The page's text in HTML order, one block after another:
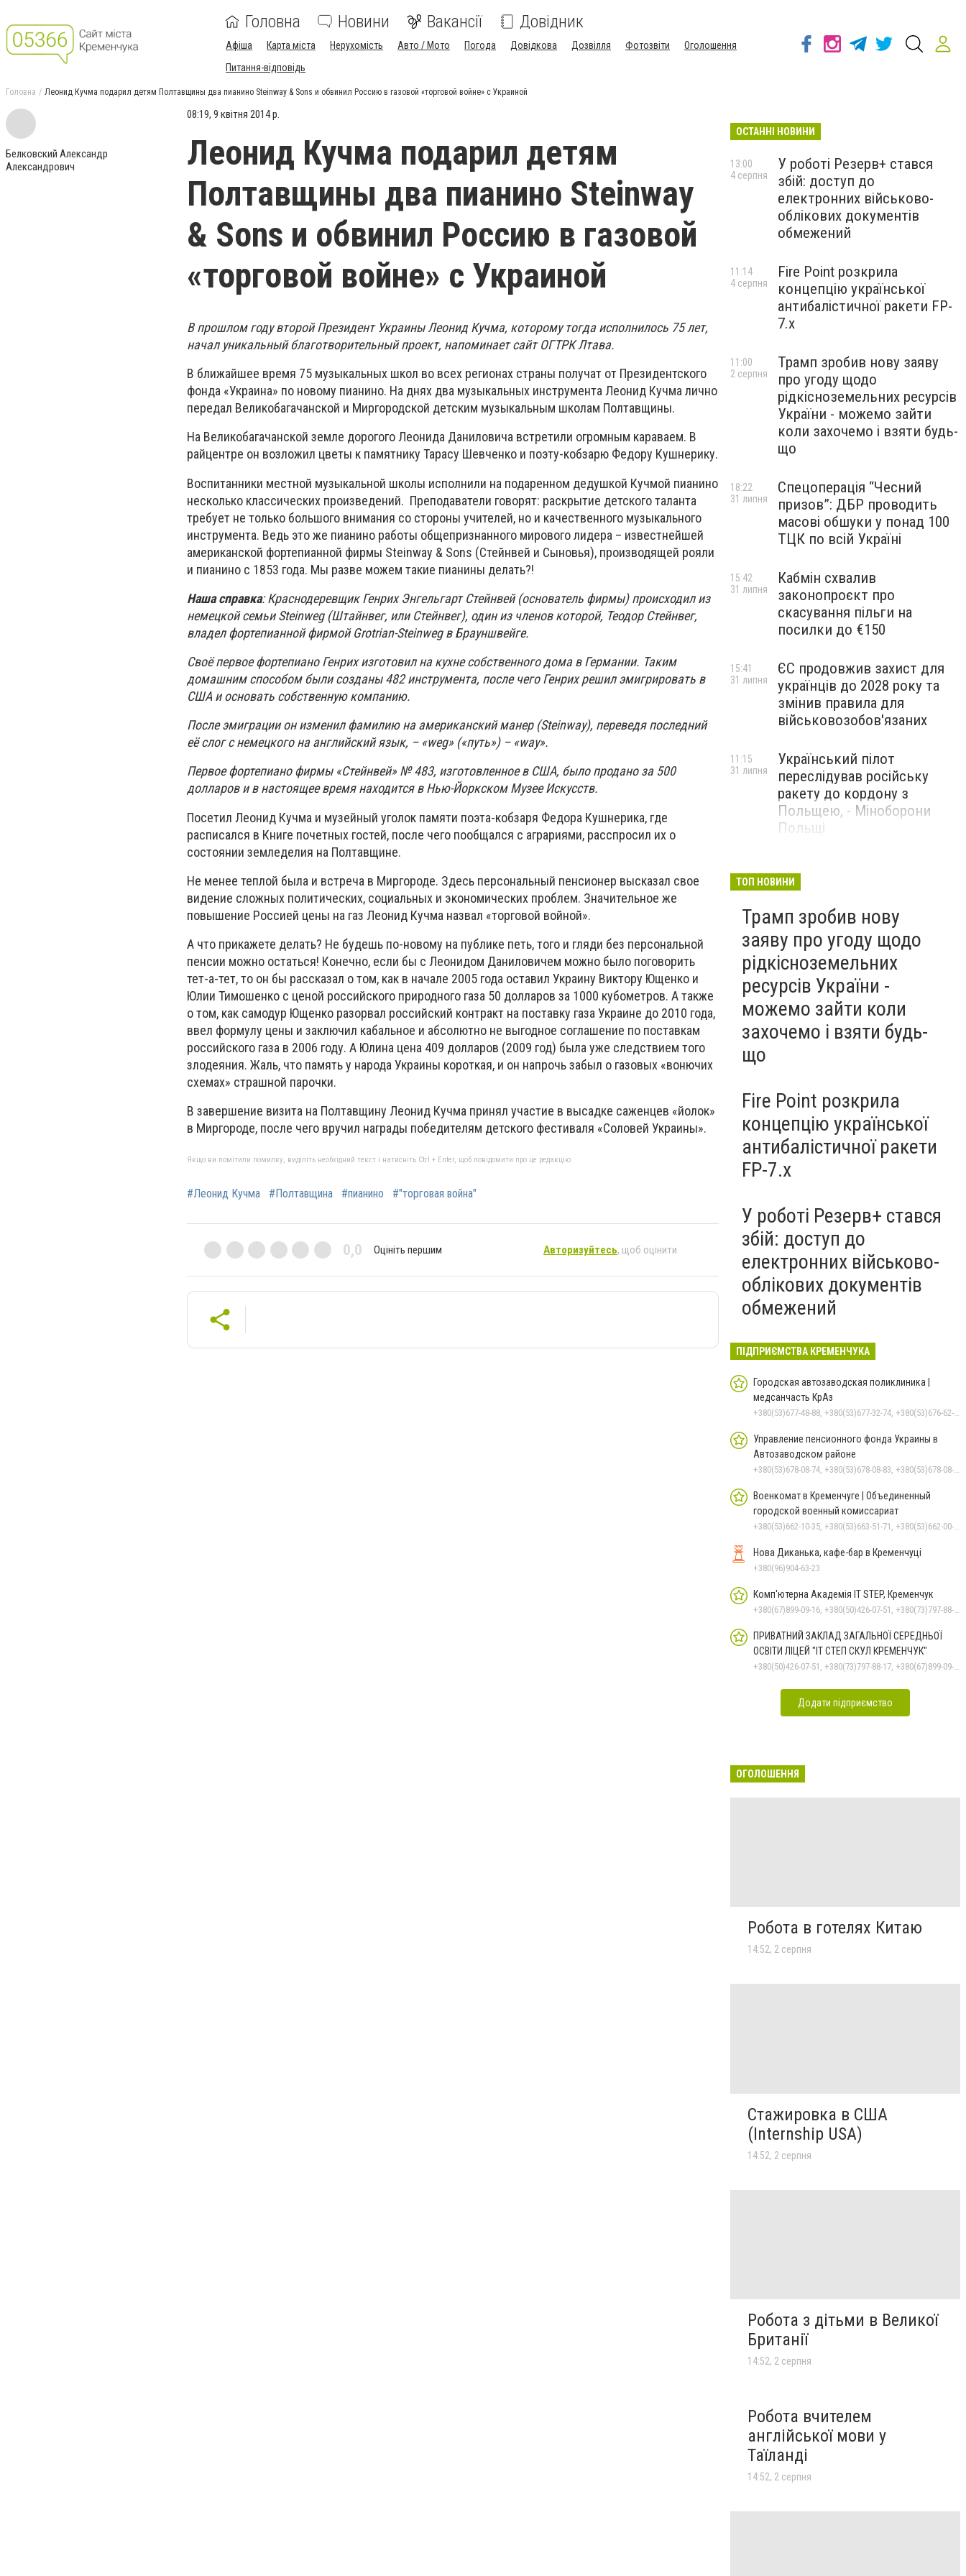
Головна Новини Вакансії Довідник
Афіша Карта міста Нерухомість Авто / Мото Погода Довідкова Дозвілля Фотозвіти
Оголошення
Питання-відповідь
Головна Леонид Кучма подарил детям Полтавщины два пианино Steinway & Sons и обвинил Россию в газовой «торговой войне» с Украиной
Белковский Александр
Александрович
08:19, 9 квітня 2014 р.
Леонид Кучма подарил детям
Полтавщины два пианино Steinway
& Sons и обвинил Россию в газовой
«торговой войне» с Украиной
В прошлом году второй Президент Украины Леонид Кучма, которому тогда исполнилось 75 лет,
начал уникальный благотворительный проект, напоминает сайт ОГТРК Лтава.
В ближайшее время 75 музыкальных школ во всех регионах страны получат от Президентского
фонда «Украина» по новому пианино. На днях два музыкальных инструмента Леонид Кучма лично
передал Великобагачанской и Миргородской детским музыкальным школам Полтавщины.
На Великобагачанской земле дорогого Леонида Даниловича встретили огромным караваем. В
райцентре он возложил цветы к памятнику Тарасу Шевченко и поэту-кобзарю Федору Кушнерику.
Воспитанники местной музыкальной школы исполнили на подаренном дедушкой Кучмой пианино
несколько классических произведений. Преподаватели говорят: раскрытие детского таланта
требует не только большого внимания со стороны учителей, но и качественного музыкального
инструмента. Ведь это же пианино работы общепризнанного мирового лидера – известнейшей
американской фортепианной фирмы Steinway & Sons (Стейнвей и Сыновья), производящей рояли
и пианино с 1853 года. Мы разве можем такие пианины делать?!
Наша справка: Краснодеревщик Генрих Энгельгарт Стейнвей (основатель фирмы) происходил из
немецкой семьи Steinweg (Штайнвег, или Стейнвег), один из членов которой, Теодор Стейнвег,
владел фортепианной фирмой Grotrian-Steinweg в Брауншвейге.
Своё первое фортепиано Генрих изготовил на кухне собственного дома в Германии. Таким
домашним способом были созданы 482 инструмента, после чего Генрих решил эмигрировать в
США и основать собственную компанию.
После эмиграции он изменил фамилию на американский манер (Steinway), переведя последний
её слог с немецкого на английский язык, – «weg» («путь») – «way».
Первое фортепиано фирмы «Стейнвей» № 483, изготовленное в США, было продано за 500
долларов и в настоящее время находится в Нью-Йоркском Музее Искусств.
Посетил Леонид Кучма и музейный уголок памяти поэта-кобзаря Федора Кушнерика, где
расписался в Книге почетных гостей, после чего пообщался с аграриями, расспросил их о
состоянии земледелия на Полтавщине.
Не менее теплой была и встреча в Миргороде. Здесь персональный пенсионер высказал свое
видение сложных политических, социальных и экономических проблем. Значительное же
повышение Россией цены на газ Леонид Кучма назвал «торговой войной».
А что прикажете делать? Не будешь по-новому на публике петь, того и гляди без персональной
пенсии можно остаться! Конечно, если бы с Леонидом Даниловичем можно было поговорить
тет-а-тет, то он бы рассказал о том, как в начале 2005 года оставил Украину Виктору Ющенко и
Юлии Тимошенко с ценой российского природного газа 50 долларов за 1000 кубометров. А также
о том, как самодур Ющенко разорвал российский контракт на поставку газа Украине до 2010 года,
ввел формулу цены и заключил кабальное и абсолютно не выгодное соглашение по поставкам
российского газа в 2006 году. А Юлина цена 409 долларов (2009 год) была уже следствием того
злодеяния. Жаль, что память у народа Украины короткая, и он напрочь забыл о газовых «вонючих
схемах» страшной парочки.
В завершение визита на Полтавщину Леонид Кучма принял участие в высадке саженцев «йолок»
в Миргороде, после чего вручил награды победителям детского фестиваля «Соловей Украины».
Якщо ви помітили помилку, виділіть необхідний текст і натисніть Ctrl + Enter, щоб повідомити про це редакцію
#Леонид Кучма #Полтавщина #пианино #"торговая война"
0,0 Оцініть першим Авторизуйтесь, щоб оцінити
ОСТАННІ НОВИНИ
У роботі Резерв+ стався
збій: доступ до
електронних військово-
облікових документів
обмежений
13:00
4 серпня
Fire Point розкрила
концепцію української
антибалістичної ракети FP-
7.x
11:14
4 серпня
Трамп зробив нову заяву
про угоду щодо
рідкісноземельних ресурсів
України - можемо зайти
коли захочемо і взяти будь-
що
11:00
2 серпня
Спецоперація “Чесний
призов”: ДБР проводить
масові обшуки у понад 100
ТЦК по всій Україні
18:22
31 липня
Кабмін схвалив
законопроєкт про
скасування пільги на
посилки до €150
15:42
31 липня
ЄС продовжив захист для
українців до 2028 року та
змінив правила для
військовозобов'язаних
15:41
31 липня
Український пілот
переслідував російську
ракету до кордону з
Польщею, - Міноборони
Польщі
11:15
31 липня
ракетну атаку Ірану та
29 липня
ТОП НОВИНИ
Трамп зробив нову
заяву про угоду щодо
рідкісноземельних
ресурсів України -
можемо зайти коли
захочемо і взяти будь-
що
Fire Point розкрила
концепцію української
антибалістичної ракети
FP-7.x
У роботі Резерв+ стався
збій: доступ до
електронних військово-
облікових документів
обмежений
ПІДПРИЄМСТВА КРЕМЕНЧУКА
Городская автозаводская поликлиника |
медсанчасть КрАз
+380(53)677-48-88, +380(53)677-32-74, +380(53)676-62-99, +380536766187
Управление пенсионного фонда Украины в
Автозаводском районе
+380(53)678-08-74, +380(53)678-08-83, +380(53)678-08-41, +380(53)678-08-86, +380(53)678-09-05
Военкомат в Кременчуге | Объединенный
городской военный комиссариат
+380(53)662-10-35, +380(53)663-51-71, +380(53)662-00-54
Нова Диканька, кафе-бар в Кременчуці
+380(96)904-63-23
Комп'ютерна Академія IT STEP, Кременчук
+380(67)899-09-16, +380(50)426-07-51, +380(73)797-88-17
ПРИВАТНИЙ ЗАКЛАД ЗАГАЛЬНОЇ СЕРЕДНЬОЇ
ОСВІТИ ЛІЦЕЙ "ІТ СТЕП СКУЛ КРЕМЕНЧУК"
+380(50)426-07-51, +380(73)797-88-17, +380(67)899-09-16
Додати підприємство
ОГОЛОШЕННЯ
Робота в готелях Китаю
14:52, 2 серпня
Стажировка в США
(Internship USA)
14:52, 2 серпня
Робота з дітьми в Великої
Британії
14:52, 2 серпня
Робота вчителем
англійської мови у
Таїланді
14:52, 2 серпня